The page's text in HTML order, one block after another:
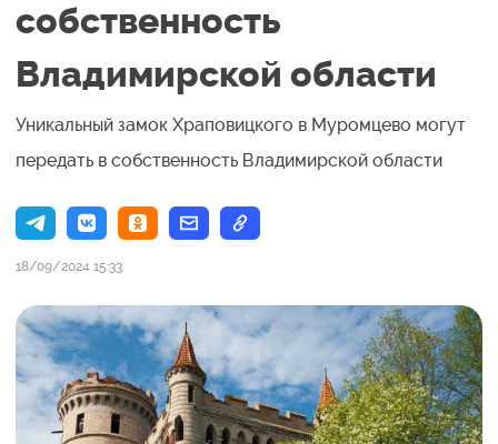
собственность
Владимирской области
Уникальный замок Храповицкого в Муромцево могут
передать в собственность Владимирской области
18/09/2024 15:33